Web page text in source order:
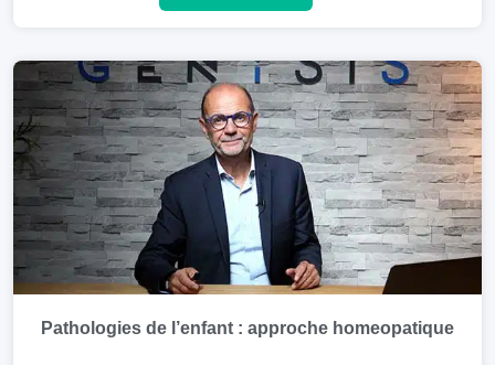
Pathologies de l’enfant : approche homeopatique